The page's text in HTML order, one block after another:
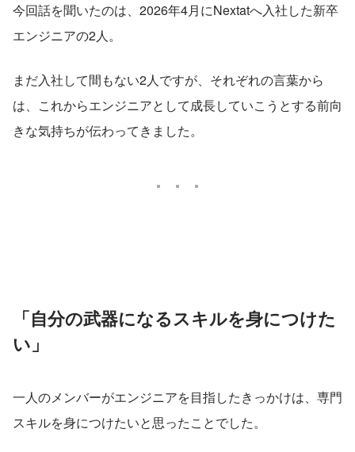
今回話を聞いたのは、2026年4月にNextatへ入社した新卒
エンジニアの2人。
まだ入社して間もない2人ですが、それぞれの言葉から
は、これからエンジニアとして成長していこうとする前向
きな気持ちが伝わってきました。
「自分の武器になるスキルを身につけた
い」
一人のメンバーがエンジニアを目指したきっかけは、専門
スキルを身につけたいと思ったことでした。